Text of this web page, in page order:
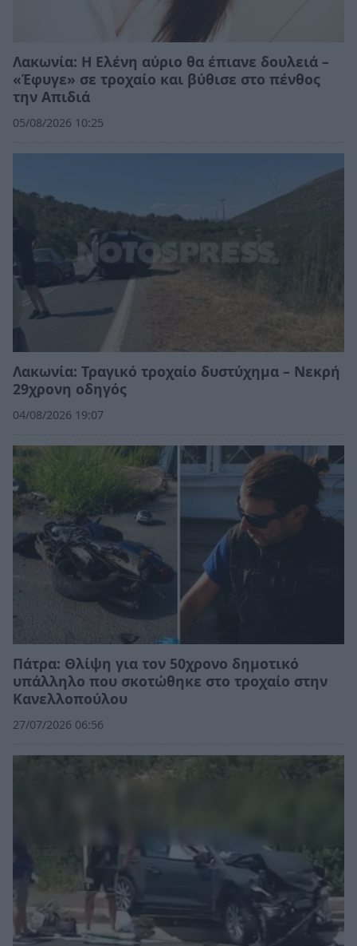
Λακωνία: Η Ελένη αύριο θα έπιανε δουλειά –
«Έφυγε» σε τροχαίο και βύθισε στο πένθος
την Απιδιά
05/08/2026 10:25
Λακωνία: Τραγικό τροχαίο δυστύχημα – Νεκρή
29χρονη οδηγός
04/08/2026 19:07
Πάτρα: Θλίψη για τον 50χρονο δημοτικό
υπάλληλο που σκοτώθηκε στο τροχαίο στην
Κανελλοπούλου
27/07/2026 06:56